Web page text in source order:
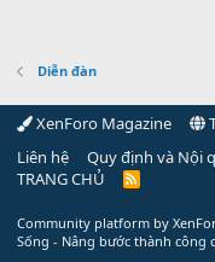
Diễn đàn
XenForo Magazine
Liên hệ
Quy định và Nội
TRANG CHỦ
R
Community platform by
Sống - Nâng bước thành công